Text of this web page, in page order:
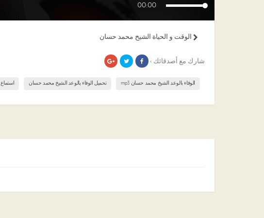
00:00
الوقت و الحياة الشيخ محمد حسان
شارك مع أصدقائك ›
الوفاء بالوعد الشيخ محمد حسان mp3 تحميل الوفاء بالوعد الشيخ محمد حسان